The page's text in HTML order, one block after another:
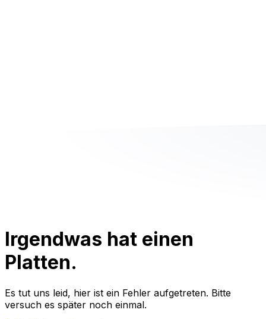
Irgendwas hat einen
Platten.
Es tut uns leid, hier ist ein Fehler aufgetreten. Bitte
versuch es später noch einmal.